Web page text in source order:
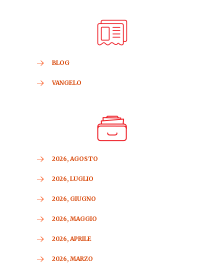
BLOG
VANGELO
2026, AGOSTO
2026, LUGLIO
2026, GIUGNO
2026, MAGGIO
2026, APRILE
2026, MARZO